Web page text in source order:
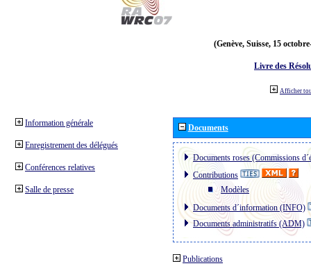
(Genève, Suisse, 15
Livre des
Afficher
Information générale
Enregistrement des délégués
Conférences relatives
Salle de presse
Documents
Documents roses (Commissions
Contributions
Modèles
Documents d´information (INFO)
Documents administratifs (ADM)
Publications